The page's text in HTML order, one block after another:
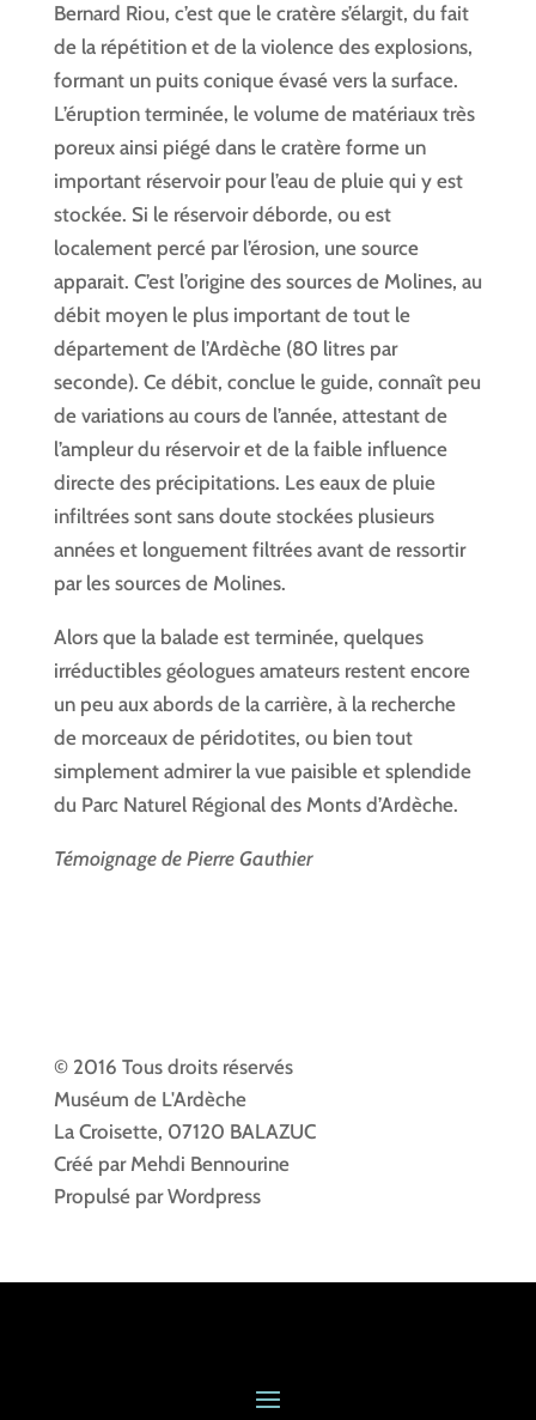
Bernard Riou, c’est que le cratère s’élargit, du fait
de la répétition et de la violence des explosions,
formant un puits conique évasé vers la surface.
L’éruption terminée, le volume de matériaux très
poreux ainsi piégé dans le cratère forme un
important réservoir pour l’eau de pluie qui y est
stockée. Si le réservoir déborde, ou est
localement percé par l’érosion, une source
apparait. C’est l’origine des sources de Molines, au
débit moyen le plus important de tout le
département de l’Ardèche (80 litres par
seconde). Ce débit, conclue le guide, connaît peu
de variations au cours de l’année, attestant de
l’ampleur du réservoir et de la faible influence
directe des précipitations. Les eaux de pluie
infiltrées sont sans doute stockées plusieurs
années et longuement filtrées avant de ressortir
par les sources de Molines.
Alors que la balade est terminée, quelques
irréductibles géologues amateurs restent encore
un peu aux abords de la carrière, à la recherche
de morceaux de péridotites, ou bien tout
simplement admirer la vue paisible et splendide
du Parc Naturel Régional des Monts d’Ardèche.
Témoignage de Pierre Gauthier
© 2016 Tous droits réservés
Muséum de L'Ardèche
La Croisette, 07120 BALAZUC
Créé par Mehdi Bennourine
Propulsé par Wordpress